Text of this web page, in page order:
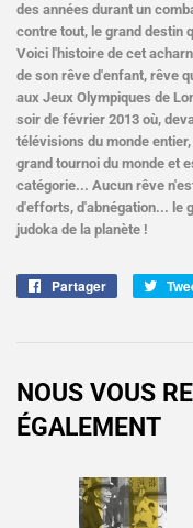
des années durant un
contre tout, le grand destin
Voici l'histoire de cet
de son rêve d'enfant, rêve
aux Jeux Olympiques de
soir de février 2013 où,
télévisions du monde
grand tournoi du monde et
catégorie... Aucun rêve
d'efforts, d'abnégation... le
judoka de la planète !
Partager
Partager
NOUS VOUS
ÉGALEMENT